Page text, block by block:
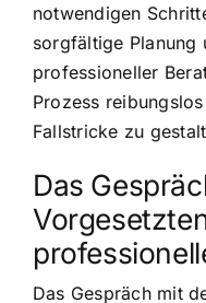
notwendigen
sorgfältige Planung
professioneller
Prozess
Fallstricke zu
Das
Das Gespräch mit